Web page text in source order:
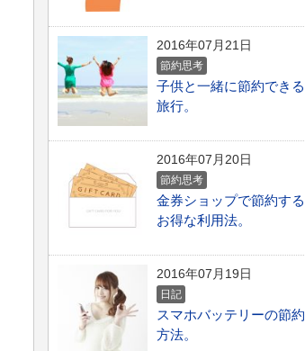
2016年07月21日
節約思考
子供と一緒に節約できる
旅行。
2016年07月20日
節約思考
金券ショップで節約する
お得な利用法。
2016年07月19日
日記
スマホバッテリーの節約
方法。